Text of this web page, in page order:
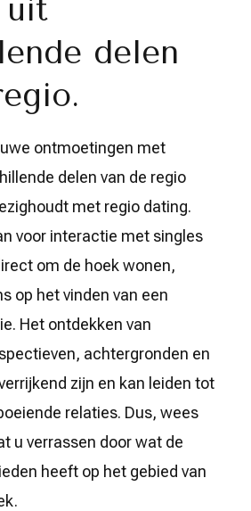
uit
delen
ontmoetingen met
delen van de regio
met regio dating.
voor interactie met singles
om de hoek wonen,
op het vinden van een
Het ontdekken van
achtergronden en
zijn en kan leiden tot
relaties. Dus, wees
u verrassen door wat de
heeft op het gebied van